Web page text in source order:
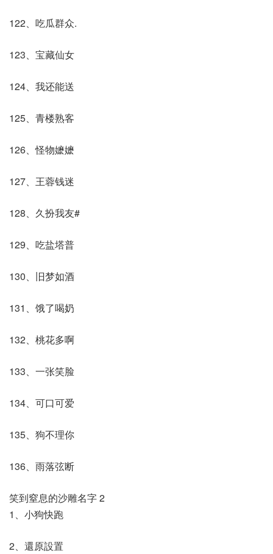
122、吃瓜群众.
123、宝藏仙女
124、我还能送
125、青楼熟客
126、怪物嬷嬷
127、王蓉钱迷
128、久扮我友#
129、吃盐塔普
130、旧梦如酒
131、饿了喝奶
132、桃花多啊
133、一张笑脸
134、可口可爱
135、狗不理你
136、雨落弦断
笑到窒息的沙雕名字 2
1、小狗快跑
2、還原設置